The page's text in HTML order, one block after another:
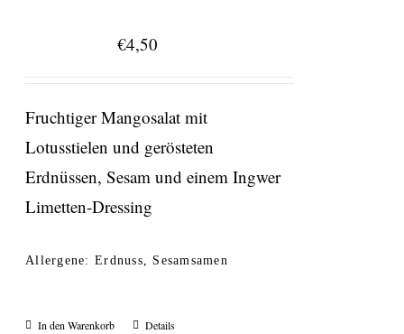
€4,50
Fruchtiger Mangosalat mit
Lotusstielen und gerösteten
Erdnüssen, Sesam und einem Ingwer
Limetten-Dressing
Allergene: Erdnuss, Sesamsamen
In den Warenkorb Details